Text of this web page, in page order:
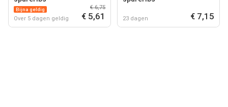
Bijna geldig
Over 5 dagen geldig
€ 6,75
€ 5,61 23 dagen € 7,15